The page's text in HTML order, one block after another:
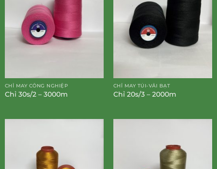
CHỈ MAY CÔNG NGHIỆP
Chỉ 30s/2 – 3000m
CHỈ MAY TÚI-VẢI BẠT
Chỉ 20s/3 – 2000m